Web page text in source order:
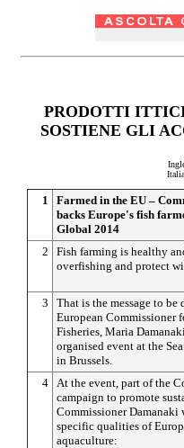
PRODOTTI
SOSTIENE GLI
1
Farmed in the EU –
backs Europe's fish
Global 2014
2
Fish farming is healthy
overfishing and protect
3
That is the message to
European Commissioner
Fisheries, Maria
organised event at the
in Brussels.
4
At the event, part of the
campaign to promote
Commissioner
specific qualities of
aquaculture: